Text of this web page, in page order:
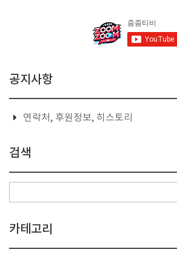
공지사항
연락처, 후원정보, 히스토리
검색
카테고리